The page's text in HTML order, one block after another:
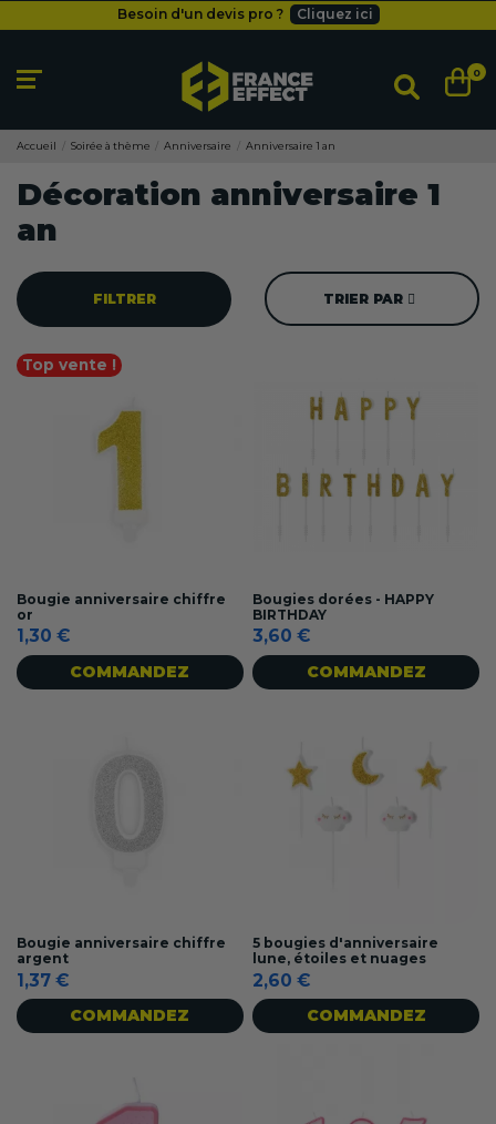
Besoin d'un devis pro ?
Cliquez ici
Besoin d'un devis pro ? Cliquez ici
Livraison gratuite dès 49
0
Accueil Soirée à thème Anniversaire Anniversaire 1 an
Décoration anniversaire 1
an
FILTRER TRIER PAR
Top vente !
Bougie anniversaire chiffre
or
1,30 €
COMMANDEZ
Bougies dorées - HAPPY
BIRTHDAY
3,60 €
COMMANDEZ
Bougie anniversaire chiffre
argent
1,37 €
COMMANDEZ
5 bougies d'anniversaire
lune, étoiles et nuages
2,60 €
COMMANDEZ